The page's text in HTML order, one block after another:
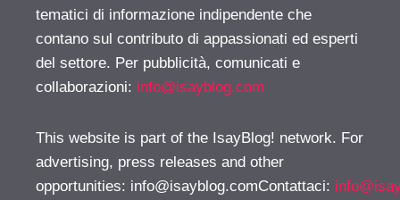
tematici di informazione indipendente che
contano sul contributo di appassionati ed esperti
del settore. Per pubblicità, comunicati e
collaborazioni: info@isayblog.com
This website is part of the IsayBlog! network. For
advertising, press releases and other
opportunities: info@isayblog.comContattaci: